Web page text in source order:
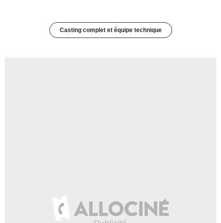
Casting complet et équipe technique